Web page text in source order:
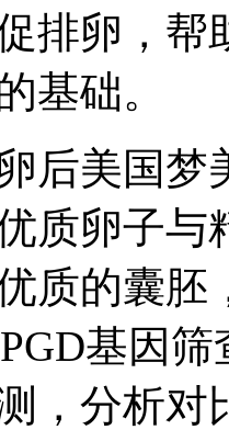
排卵，帮
基础。
美国梦
质卵子与
质的囊
基因
，分析对